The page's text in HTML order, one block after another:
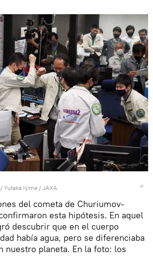
Yutaka Iijima / JAXA
del cometa de Churiumov-
esta hipótesis. En aquel
descubrir que en el cuerpo
había agua, pero se diferenciaba
nuestro planeta. En la foto: los